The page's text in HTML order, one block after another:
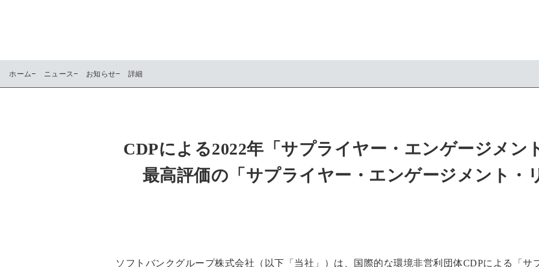
ホーム ニュース お知らせ 詳細
CDPによる2022年「サプライヤー・エンゲージメン
最高評価の「サプライヤー・エンゲージメント・
ソフトバンクグループ株式会社（以下「当社」）は、国際的な環境非営利団体CDPによる「サ